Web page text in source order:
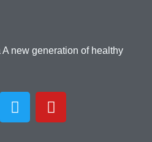
new generation of healthy